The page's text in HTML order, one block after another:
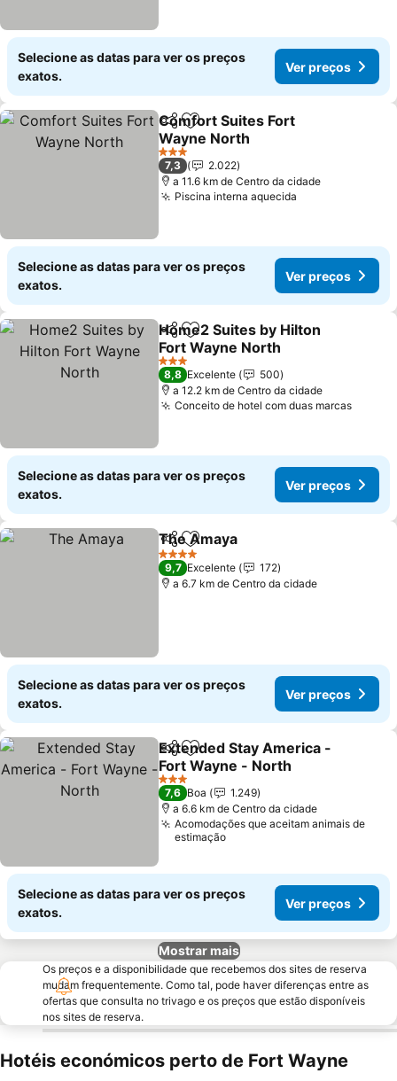
Selecione as datas para ver os preços
exatos.
Ver preços
PartilharAdicionar aos favoritos
Comfort Suites Fort
Wayne North
Ver preços
3 Estrelas
7,3
2.022
a 11.6 km de Centro da cidade
Piscina interna aquecida
Selecione as datas para ver os preços
exatos.
Ver preços
PartilharAdicionar aos favoritos
Home2 Suites by Hilton
Fort Wayne North
Ver preços
3 Estrelas
8,8 Excelente
500
a 12.2 km de Centro da cidade
Conceito de hotel com duas marcasVer
Selecione as datas para ver os preços
exatos.
Ver preços
PartilharAdicionar aos favoritos
The Amaya
4 Estrelas
9,7 Excelente
172
a 6.7 km de Centro da cidade
Selecione as datas para ver os preços
exatos.
Ver preços
PartilharAdicionar aos favoritos
Extended Stay America -
Fort Wayne - North
Ver preços
3 Estrelas
7,6 Boa
1.249
a 6.6 km de Centro da cidade
Acomodações que aceitam animais de
estimação
Selecione as datas para ver os preços
exatos.
Ver preços
Mostrar mais
Os preços e a disponibilidade que recebemos dos sites de reserva
mudam frequentemente. Como tal, pode haver diferenças entre as
ofertas que consulta no trivago e os preços que estão disponíveis
nos sites de reserva.
Hotéis económicos perto de Fort Wayne